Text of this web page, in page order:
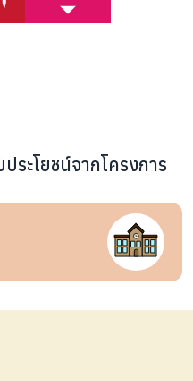
ระโยชน์จากโครงการ